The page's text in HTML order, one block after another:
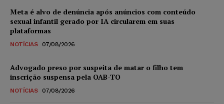
Meta é alvo de denúncia após anúncios com conteúdo
sexual infantil gerado por IA circularem em suas
plataformas
NOTÍCIAS 07/08/2026
Advogado preso por suspeita de matar o filho tem
inscrição suspensa pela OAB-TO
NOTÍCIAS 07/08/2026